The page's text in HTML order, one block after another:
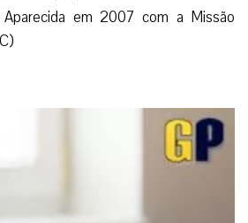
em 2007 com a Missão